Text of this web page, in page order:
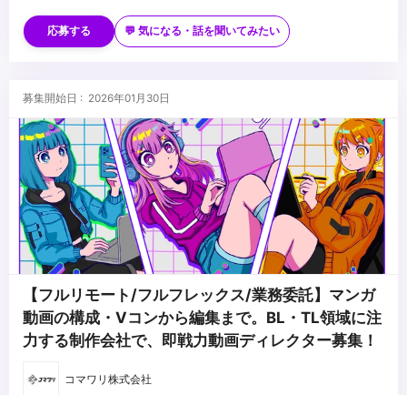
・CMやプロモーション動画のディレクター経験をお持ちの方
・撮影現場でのディレクション経験をお持ちの方
・グラフィックデザインの経験をお持ちの方
...
応募する 💬 気になる・話を聞いてみたい
募集開始日 : 2026年01月30日
【フルリモート/フルフレックス/業務委託】マンガ
動画の構成・Vコンから編集まで。BL・TL領域に注
力する制作会社で、即戦力動画ディレクター募集！
コマワリ株式会社